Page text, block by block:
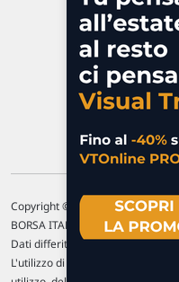
Copyright © 1996-2026 Traderlink
BORSA ITALIANA Quotazioni di
Dati differiti di 15 min. (fonte
L'utilizzo di questo sito implica